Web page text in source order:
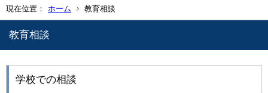
現在位置： ホーム 教育相談
教育相談
学校での相談